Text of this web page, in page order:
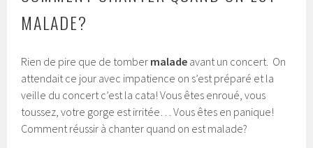
MALADE?
Rien de pire que de tomber malade avant un concert. On
attendait ce jour avec impatience on s’est préparé et la
veille du concert c’est la cata! Vous êtes enroué, vous
toussez, votre gorge est irritée… Vous êtes en panique!
Comment réussir à chanter quand on est malade?